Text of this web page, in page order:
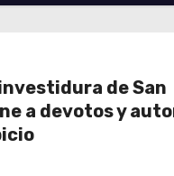
de San
a devotos y